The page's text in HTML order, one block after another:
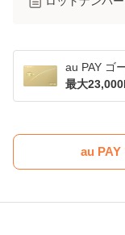
au PAY ゴ
最大
au PAY